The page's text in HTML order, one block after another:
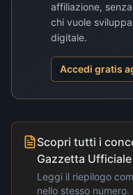
affiliazione,
chi vuole
digitale.
Accedi gratis
Scopri tutti i
Gazzetta Ufficiale
Leggi il riepilogo
nello stesso numero.